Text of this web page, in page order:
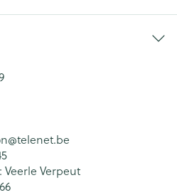
telenet.be
Veerle Verpeut